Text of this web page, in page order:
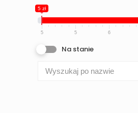
5 zł
5 5 6
Na stanie